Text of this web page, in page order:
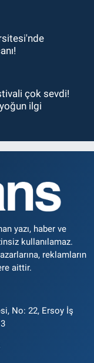
çok sevdi!
ilgi
yazı, haber ve
kullanılamaz.
reklamların
aittir.
No: 22, Ersoy İş